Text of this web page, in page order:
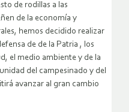
de rodillas a las
de la economía y
hemos decidido realizar
de de la Patria , los
el medio ambiente y de la
del campesinado y del
avanzar al gran cambio